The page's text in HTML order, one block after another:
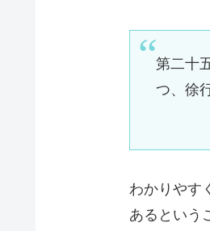
第二十
つ、徐
わかりやす
あるという